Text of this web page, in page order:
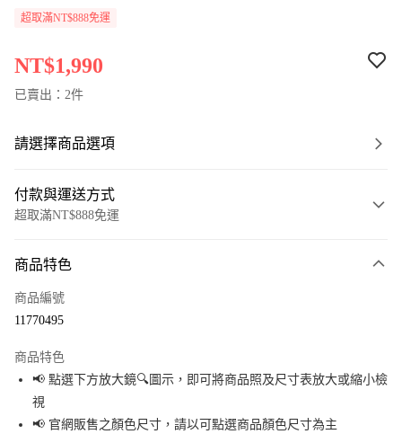
超取滿NT$888免運
NT$1,990
已賣出：2件
請選擇商品選項
付款與運送方式
超取滿NT$888免運
信用卡一次付款
Apple Pay
街口支付
商品特色
商品編號
11770495
商品特色
📢 點選下方放大鏡🔍圖示，即可將商品照及尺寸表放大或縮小檢
視
📢 官網販售之顏色尺寸，請以可點選商品顏色尺寸為主